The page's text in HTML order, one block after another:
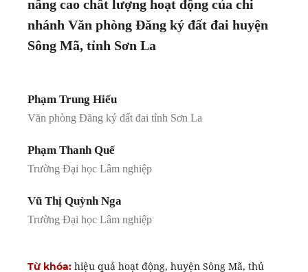
nâng cao chất lượng hoạt động của chi
nhánh Văn phòng Đăng ký đất đai huyện
Sông Mã, tỉnh Sơn La
Phạm Trung Hiếu
Văn phòng Đăng ký đất đai tỉnh Sơn La
Phạm Thanh Quế
Trường Đại học Lâm nghiệp
Vũ Thị Quỳnh Nga
Trường Đại học Lâm nghiệp
Từ khóa: hiệu quả hoạt động, huyện Sông Mã, thủ